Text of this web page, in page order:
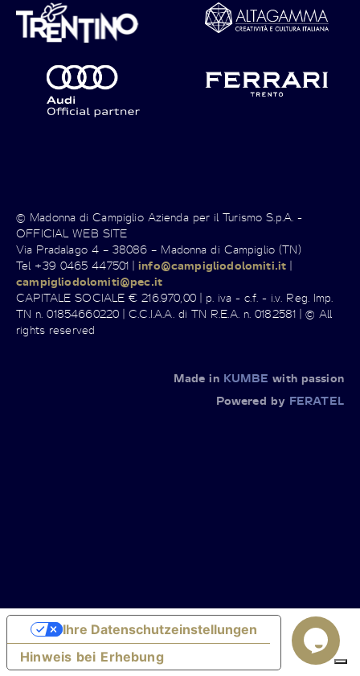
© Madonna di Campiglio Azienda per il Turismo S.p.A. -
OFFICIAL WEB SITE
Via Pradalago 4 – 38086 – Madonna di Campiglio (TN)
Tel +39 0465 447501 |info@campigliodolomiti.it |
campigliodolomiti@pec.it
CAPITALE SOCIALE € 216.970,00 | p. iva - c.f. - i.v. Reg. Imp.
TN n. 01854660220 | C.C.I.A.A. di TN R.E.A. n. 0182581 | © All
rights reserved
Made in KUMBE with passion
Powered by FERATEL
Hinweis bei Erhebung
Ihre Datenschutzeinstellungen